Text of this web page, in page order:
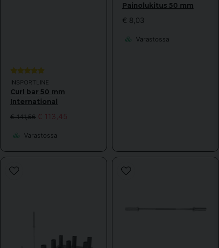
INSPORTLINE
Curl bar 50 mm
International
€ 141,56 € 113,45
Varastossa
Painolukitus 50 mm
€ 8,03
Varastossa